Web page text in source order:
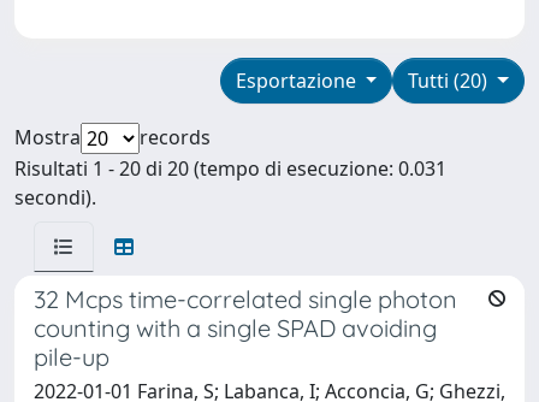
Tutti (20)
Esportazione
Mostra
records
Risultati 1 - 20 di 20 (tempo di esecuzione: 0.031
secondi).
32 Mcps time-correlated single photon
counting with a single SPAD avoiding
pile-up
2022-01-01 Farina, S; Labanca, I; Acconcia, G; Ghezzi,